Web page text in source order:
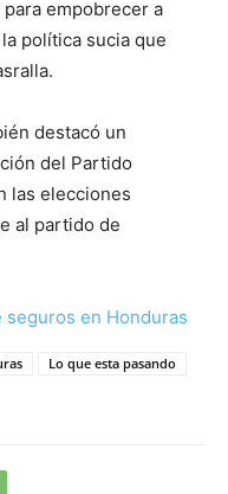
empobrecer a
política sucia que
destacó un
del Partido
las elecciones
al partido de
en Honduras
Lo que esta pasando